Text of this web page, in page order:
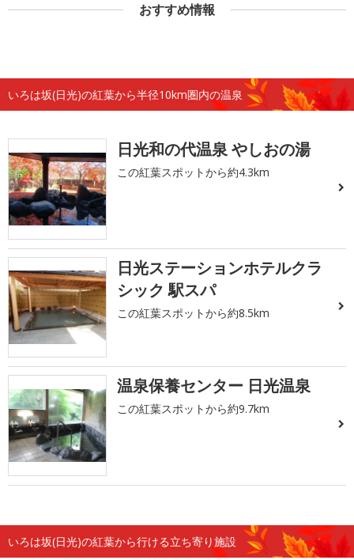
おすすめ情報
いろは坂(日光)の紅葉から半径10km圏内の温泉
日光和の代温泉 やしおの湯
この紅葉スポットから約4.3km
日光ステーションホテルクラ
シック 駅スパ
この紅葉スポットから約8.5km
温泉保養センター 日光温泉
この紅葉スポットから約9.7km
いろは坂(日光)の紅葉から行ける立ち寄り施設